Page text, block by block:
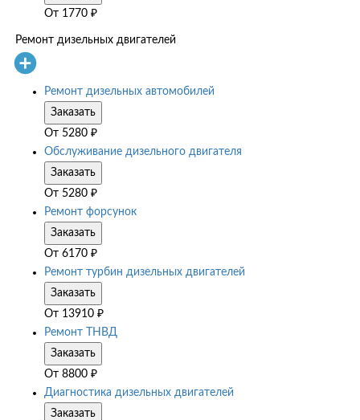
От 1770 ₽
Ремонт дизельных двигателей
Ремонт дизельных автомобилей
Заказать
От 5280 ₽
Обслуживание дизельного двигателя
Заказать
От 5280 ₽
Ремонт форсунок
Заказать
От 6170 ₽
Ремонт турбин дизельных двигателей
Заказать
От 13910 ₽
Ремонт ТНВД
Заказать
От 8800 ₽
Диагностика дизельных двигателей
Заказать